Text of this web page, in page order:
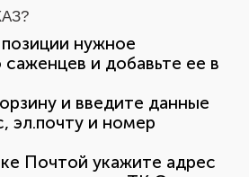
нужное
саженцев и добавьте ее в
и введите данные
эл.почту и номер
Почтой укажите адрес